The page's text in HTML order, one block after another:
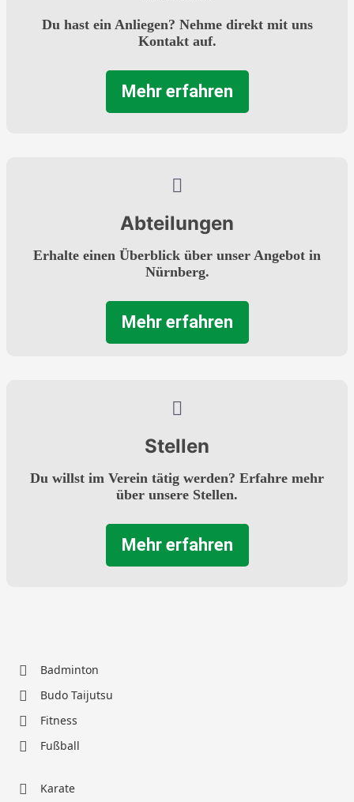
Du hast ein Anliegen? Nehme direkt mit uns
Kontakt auf.
Mehr erfahren
Abteilungen
Erhalte einen Überblick über unser Angebot in
Nürnberg.
Mehr erfahren
Stellen
Du willst im Verein tätig werden? Erfahre mehr
über unsere Stellen.
Mehr erfahren
Badminton
Budo Taijutsu
Fitness
Fußball
Karate